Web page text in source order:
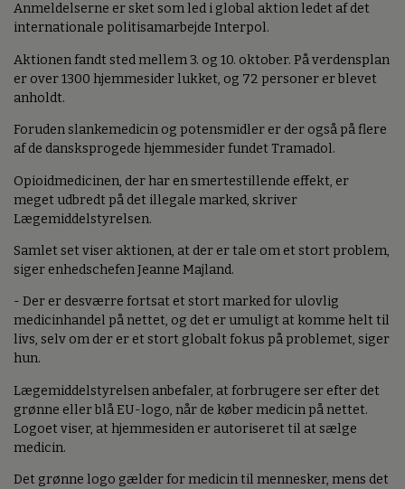
Anmeldelserne er sket som led i global aktion ledet af det
internationale politisamarbejde Interpol.
Aktionen fandt sted mellem 3. og 10. oktober. På verdensplan
er over 1300 hjemmesider lukket, og 72 personer er blevet
anholdt.
Foruden slankemedicin og potensmidler er der også på flere
af de dansksprogede hjemmesider fundet Tramadol.
Opioidmedicinen, der har en smertestillende effekt, er
meget udbredt på det illegale marked, skriver
Lægemiddelstyrelsen.
Samlet set viser aktionen, at der er tale om et stort problem,
siger enhedschefen Jeanne Majland.
- Der er desværre fortsat et stort marked for ulovlig
medicinhandel på nettet, og det er umuligt at komme helt til
livs, selv om der er et stort globalt fokus på problemet, siger
hun.
Lægemiddelstyrelsen anbefaler, at forbrugere ser efter det
grønne eller blå EU-logo, når de køber medicin på nettet.
Logoet viser, at hjemmesiden er autoriseret til at sælge
medicin.
Det grønne logo gælder for medicin til mennesker, mens det